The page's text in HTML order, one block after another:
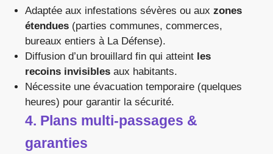
Adaptée aux infestations sévères ou aux zones
étendues (parties communes, commerces,
bureaux entiers à La Défense).
Diffusion d’un brouillard fin qui atteint les
recoins invisibles aux habitants.
Nécessite une évacuation temporaire (quelques
heures) pour garantir la sécurité.
4. Plans multi-passages &
garanties